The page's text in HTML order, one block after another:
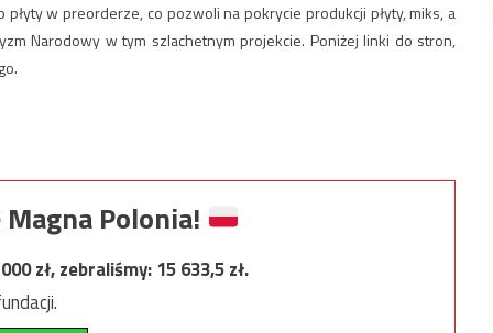
w preorderze, co pozwoli na pokrycie produkcji płyty, miks, a
Narodowy w tym szlachetnym projekcie. Poniżej linki do stron,
Polonia!
zł, zebraliśmy:15 633,5zł.